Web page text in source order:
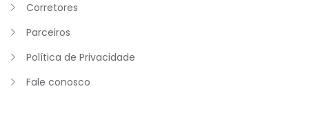
Corretores
Parceiros
Política de Privacidade
Fale conosco